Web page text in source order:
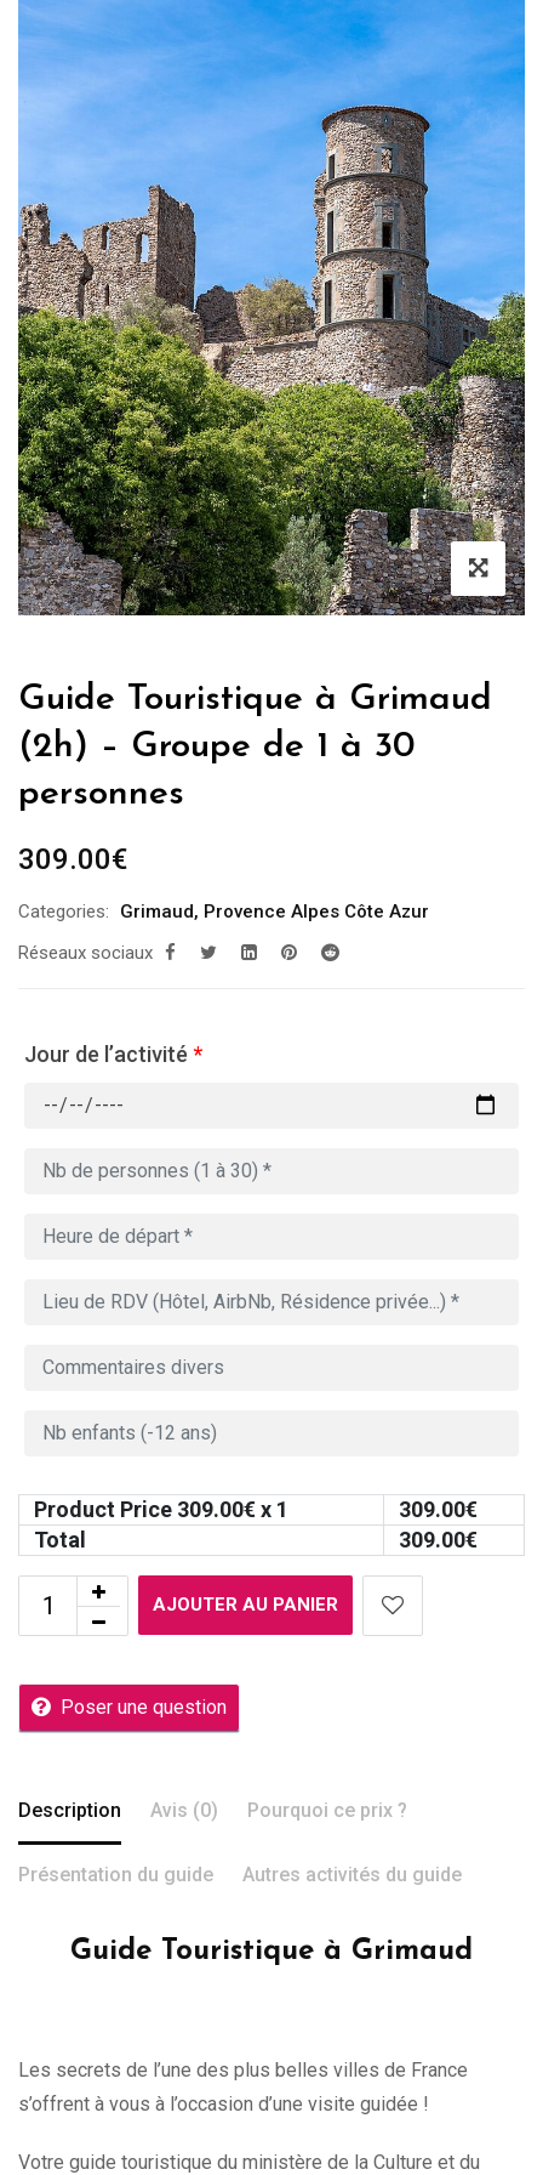
Guide Touristique à Grimaud
(2h) – Groupe de 1 à 30
personnes
309.00€
Categories: Grimaud, Provence Alpes Côte Azur
Réseaux sociaux
Jour de l’activité *
Product Price 309.00€ x 1 309.00€
Total
309.00€
AJOUTER AU PANIER
Poser une question
Description Avis (0) Pourquoi ce prix ?
Présentation du guide Autres activités du guide
Guide Touristique à Grimaud
Les secrets de l’une des plus belles villes de France
s’offrent à vous à l’occasion d’une visite guidée !
Votre guide touristique du ministère de la Culture et du